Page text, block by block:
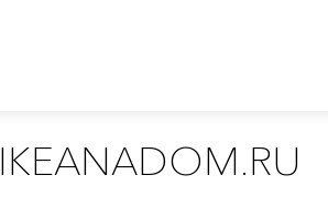
IKEANADOM.RU